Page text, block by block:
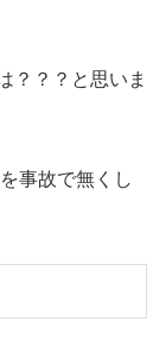
？？？と思いま
事故で無くし